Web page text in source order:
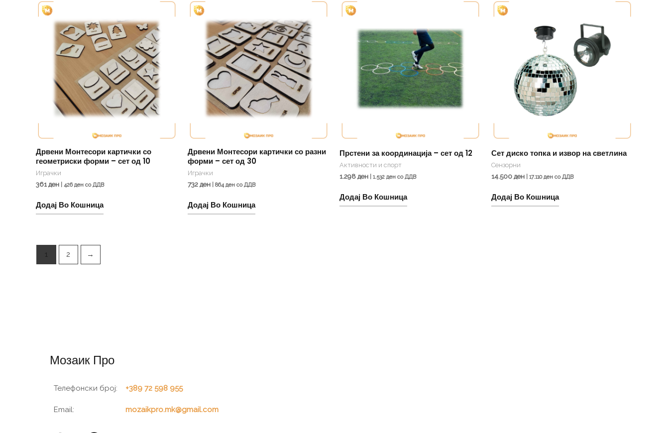
Дрвени Монтесори картички со
геометриски форми – сет од 10
Играчки
361ден 426ден со ДДВ
Додај Во Кошница
Дрвени Монтесори картички со разни
форми – сет од 30
Играчки
732ден 864ден со ДДВ
Додај Во Кошница
Прстени за координација – сет од 12
Активности и спорт
1.298ден 1.532 ден со ДДВ
Додај Во Кошница
Сет диско топка и извор на светлина
Сензорни
14.500ден 17.110ден со ДДВ
Додај Во Кошница
1 2 →
Мозаик Про
Телефонски број: +389 72 598 955
Email: mozaikpro.mk@gmail.com